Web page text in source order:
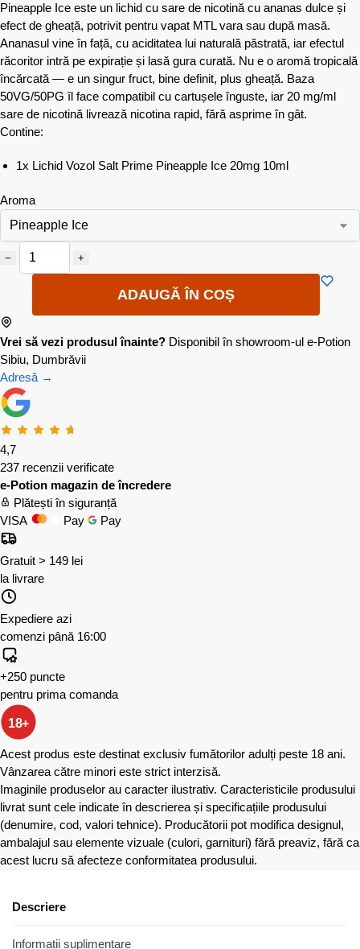
Pineapple Ice este un lichid cu sare de nicotină cu ananas dulce și
efect de gheață, potrivit pentru vapat MTL vara sau după masă.
Ananasul vine în față, cu aciditatea lui naturală păstrată, iar efectul
răcoritor intră pe expirație și lasă gura curată. Nu e o aromă tropicală
încărcată — e un singur fruct, bine definit, plus gheață. Baza
50VG/50PG îl face compatibil cu cartușele înguste, iar 20 mg/ml
sare de nicotină livrează nicotina rapid, fără asprime în gât.
Contine:
1x Lichid Vozol Salt Prime Pineapple Ice 20mg 10ml
Aroma
− +
ADAUGĂ ÎN COȘ
Vrei să vezi produsul înainte? Disponibil în showroom-ul e-Potion
Sibiu, Dumbrăvii
Adresă →
4,7
237 recenzii verificate
e-Potion magazin de încredere
Plătești în siguranță
VISA
Pay Pay
Gratuit > 149 lei
la livrare
Expediere azi
comenzi până 16:00
+250 puncte
pentru prima comanda
18+
Acest produs este destinat exclusiv fumătorilor adulți peste 18 ani.
Vânzarea către minori este strict interzisă.
Imaginile produselor au caracter ilustrativ. Caracteristicile produsului
livrat sunt cele indicate în descrierea și specificațiile produsului
(denumire, cod, valori tehnice). Producătorii pot modifica designul,
ambalajul sau elemente vizuale (culori, garnituri) fără preaviz, fără ca
acest lucru să afecteze conformitatea produsului.
Descriere
Informații suplimentare